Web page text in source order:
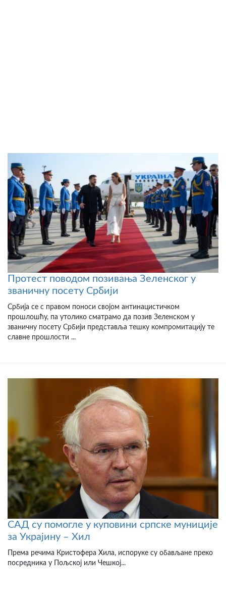
Протест поводом позивања Зеленског у
званичну посету Србији
Србија се с правом поноси својом антинацистичком
прошлошћу, па утолико сматрамо да позив Зеленском у
званичну посету Србији представља тешку компромитацију те
славне прошлости ...
САД су помогле у куповини српске муниције
за Украјину – Хил
Према речима Кристофера Хила, испоруке су обављане преко
посредника у Пољској или Чешкој...